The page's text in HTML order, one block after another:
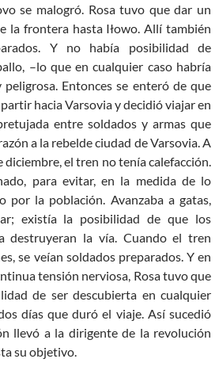
se malogró. Rosa tuvo que dar un
la frontera hasta Iłowo. Allí también
Y no había posibilidad de
–lo que en cualquier caso habría
Entonces se enteró de que
hacia Varsovia y decidió viajar en
entre soldados y armas que
a la rebelde ciudad de Varsovia. A
el tren no tenía calefacción.
para evitar, en la medida de lo
por la población. Avanzaba a gatas,
existía la posibilidad de que los
destruyeran la vía. Cuando el tren
se veían soldados preparados. Y en
tensión nerviosa, Rosa tuvo que
de ser descubierta en cualquier
días que duró el viaje. Así sucedió
llevó a la dirigente de la revolución
su objetivo.